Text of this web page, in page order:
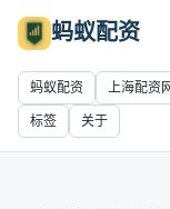
蚂蚁配资
蚂蚁配资 上海配资
标签 关于